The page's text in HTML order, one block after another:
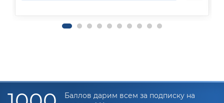
Баллов дарим всем за подписку на